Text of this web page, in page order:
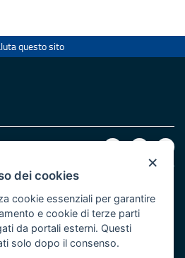
questo sito
Territoriale
33 - 70121 Bari
×
dei cookies
cookie essenziali per garantire
e cookie di terze parti
da portali esterni. Questi
solo dopo il consenso.